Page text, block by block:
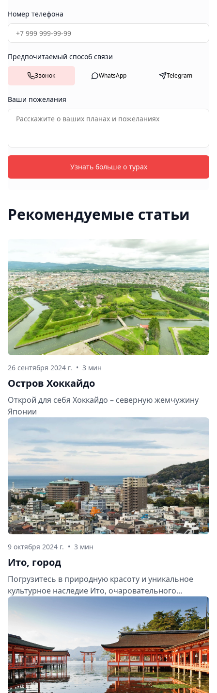
Номер телефона
Предпочитаемый способ связи
Звонок WhatsApp Telegram
Ваши пожелания
Узнать больше о турах
Рекомендуемые статьи
26 сентября 2024 г. • 3 мин
Остров Хоккайдо
Открой для себя Хоккайдо – северную жемчужину
Японии
9 октября 2024 г. • 3 мин
Ито, город
Погрузитесь в природную красоту и уникальное
культурное наследие Ито, очаровательного
прибрежного города на полуострове Идзу